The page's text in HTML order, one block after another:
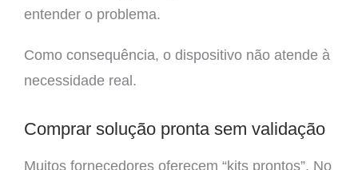
entender o problema.
Como consequência, o dispositivo não atende à
necessidade real.
Comprar solução pronta sem validação
Muitos fornecedores oferecem “kits prontos”. No